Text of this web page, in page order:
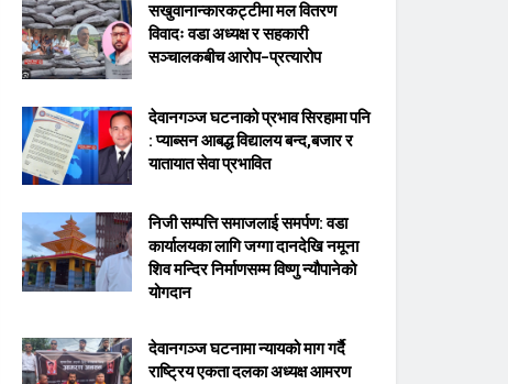
सखुवानान्कारकट्टीमा मल वितरण
विवादः वडा अध्यक्ष र सहकारी
सञ्चालकबीच आरोप–प्रत्यारोप
देवानगञ्ज घटनाको प्रभाव सिरहामा पनि
: प्याब्सन आबद्ध विद्यालय बन्द,बजार र
यातायात सेवा प्रभावित
निजी सम्पत्ति समाजलाई समर्पण: वडा
कार्यालयका लागि जग्गा दानदेखि नमूना
शिव मन्दिर निर्माणसम्म विष्णु न्यौपानेको
योगदान
देवानगञ्ज घटनामा न्यायको माग गर्दै
राष्ट्रिय एकता दलका अध्यक्ष आमरण